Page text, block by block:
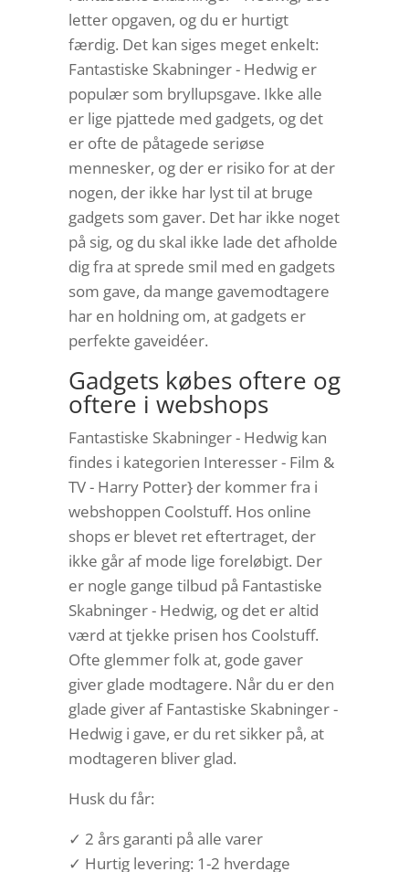
letter opgaven, og du er hurtigt
færdig. Det kan siges meget enkelt:
Fantastiske Skabninger - Hedwig er
populær som bryllupsgave. Ikke alle
er lige pjattede med gadgets, og det
er ofte de påtagede seriøse
mennesker, og der er risiko for at der
nogen, der ikke har lyst til at bruge
gadgets som gaver. Det har ikke noget
på sig, og du skal ikke lade det afholde
dig fra at sprede smil med en gadgets
som gave, da mange gavemodtagere
har en holdning om, at gadgets er
perfekte gaveidéer.
Gadgets købes oftere og
oftere i webshops
Fantastiske Skabninger - Hedwig kan
findes i kategorien Interesser - Film &
TV - Harry Potter} der kommer fra i
webshoppen Coolstuff. Hos online
shops er blevet ret eftertraget, der
ikke går af mode lige foreløbigt. Der
er nogle gange tilbud på Fantastiske
Skabninger - Hedwig, og det er altid
værd at tjekke prisen hos Coolstuff.
Ofte glemmer folk at, gode gaver
giver glade modtagere. Når du er den
glade giver af Fantastiske Skabninger -
Hedwig i gave, er du ret sikker på, at
modtageren bliver glad.
Husk du får:
✓ 2 års garanti på alle varer
✓ Hurtig levering: 1-2 hverdage